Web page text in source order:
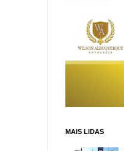
MAIS LIDAS